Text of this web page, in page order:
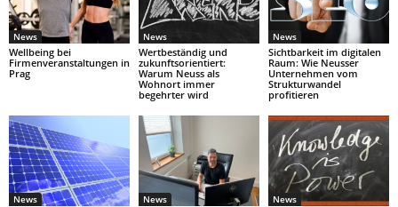
News
Wellbeing bei
Firmenveranstaltungen in
Prag
News
Wertbeständig und
zukunftsorientiert:
Warum Neuss als
Wohnort immer
begehrter wird
News
Sichtbarkeit im digitalen
Raum: Wie Neusser
Unternehmen vom
Strukturwandel
profitieren
News News News